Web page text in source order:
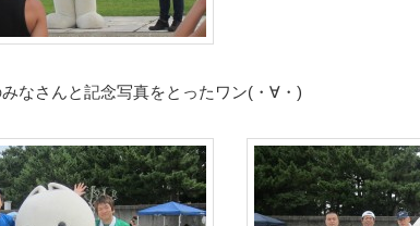
なさんと記念写真をとったワン(・∀・)